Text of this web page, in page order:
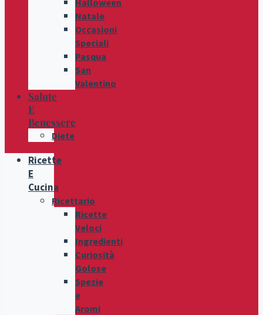
Halloween
Natale
Occasioni
Speciali
Pasqua
San
Valentino
Salute
E
Benessere
Diete
Ricette
E
Cucina
Ricettario
Ricette
Veloci
Ingredienti
Curiosità
Golose
Spezie
e
Aromi